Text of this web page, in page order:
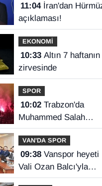
11:04İran'dan Hürmüz
açıklaması!
EKONOMİ
10:33Altın 7 haftanın
zirvesinde
SPOR
10:02Trabzon'da
Muhammed Salah
coşkusu yaşandı
VAN'DA SPOR
09:38Vanspor heyeti
Vali Ozan Balcı'yla
görüştü